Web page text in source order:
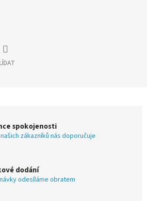
spokojenosti
zákazníků nás doporučuje
dodání
odesíláme obratem